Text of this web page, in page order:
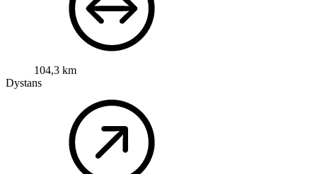
104,3 km
Dystans